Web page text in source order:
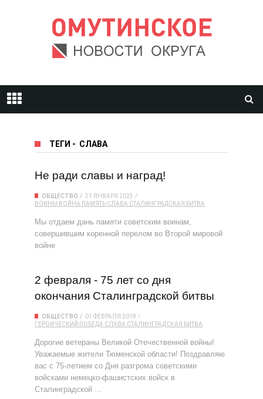
ТЕГИ - СЛАВА
Не ради славы и наград!
ОБЩЕСТВО
31 ЯНВАРЯ 2023
ВОИНЫ
ВОЙНА ПАМЯТЬ СЛАВА СТАЛИНГРАДСКАЯ БИТВА
Мы отдаем дань памяти советским воинам,
совершившим коренной перелом во Второй мировой
войне
2 февраля - 75 лет со дня
окончания Сталинградской битвы
ОБЩЕСТВО
01 ФЕВРАЛЯ 2018
ГЕРОИЧЕСКИЙ ПОБЕДА СЛАВА СТАЛИНГРАДСКАЯ БИТВА
Дорогие ветераны Великой Отечественной войны!
Уважаемые жители Тюменской области! Поздравляю
вас с 75-летием со Дня разгрома советскими
войсками немецко-фашистских войск в
Сталинградской …